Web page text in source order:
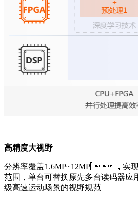
高精度大视野
分辨率覆盖1.6MP~12MP，实
范围，单台可替换原先多台读码器应用
级高速运动场景的视野规范